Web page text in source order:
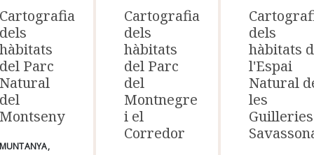
Parc
Cartografia
dels
hàbitats
del Parc
del
Montnegre
i el
Corredor
dels
hàbitats
l'Espai
Natural
les